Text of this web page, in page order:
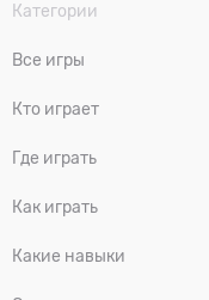
Категории
Все игры
Кто играет
Где играть
Как играть
Какие навыки